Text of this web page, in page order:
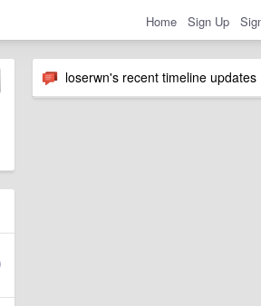
Home Sign Up
loserwn's recent timeline updates